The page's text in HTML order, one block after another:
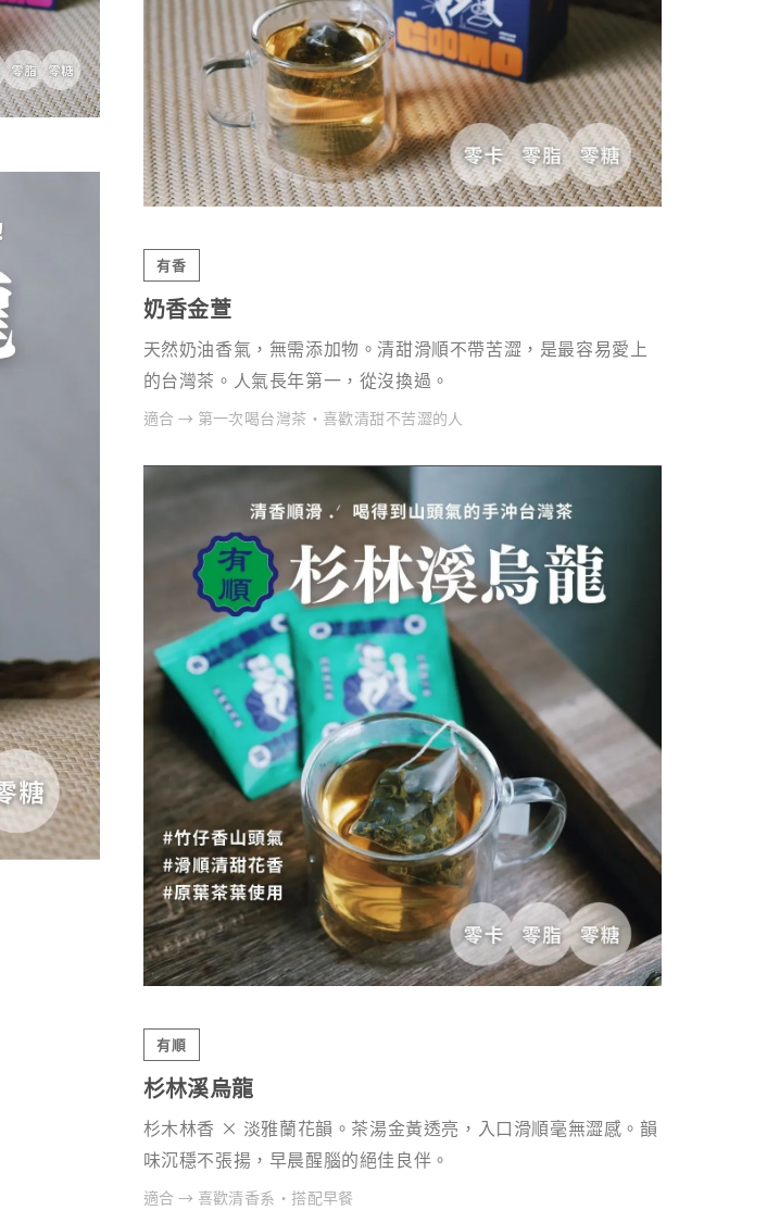
有香
奶香金萱
天然奶油香氣，無需添加物。清甜滑順不帶苦澀，是最容易愛上
的台灣茶。人氣長年第一，從沒換過。
適合 → 第一次喝台灣茶・喜歡清甜不苦澀的人
有順
杉林溪烏龍
杉木林香 × 淡雅蘭花韻。茶湯金黃透亮，入口滑順毫無澀感。韻
味沉穩不張揚，早晨醒腦的絕佳良伴。
適合 → 喜歡清香系・搭配早餐